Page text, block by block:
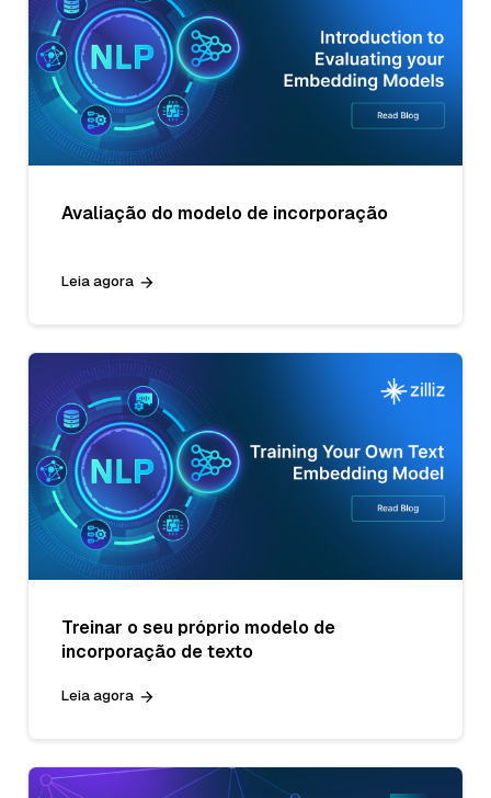
Avaliação do modelo de incorporação
Leia agora
Treinar o seu próprio modelo de
incorporação de texto
Leia agora